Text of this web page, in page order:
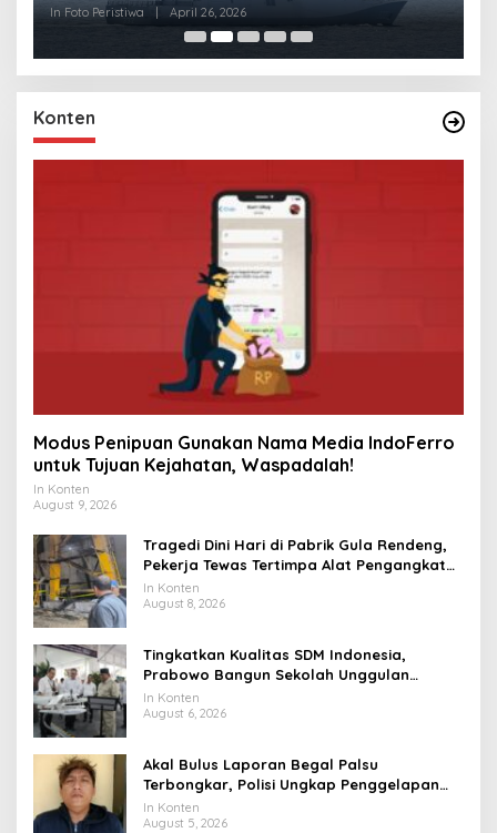
In Foto Peristiwa | April 26, 2026
Konten
Modus Penipuan Gunakan Nama Media IndoFerro
untuk Tujuan Kejahatan, Waspadalah!
In Konten
August 9, 2026
Tragedi Dini Hari di Pabrik Gula Rendeng,
Pekerja Tewas Tertimpa Alat Pengangkat
Tebu
In Konten
August 8, 2026
Tingkatkan Kualitas SDM Indonesia,
Prabowo Bangun Sekolah Unggulan
hingga Undang Universitas Terbaik Dunia
In Konten
August 6, 2026
Akal Bulus Laporan Begal Palsu
Terbongkar, Polisi Ungkap Penggelapan
Uang Perusahaan untuk Crypto
In Konten
August 5, 2026